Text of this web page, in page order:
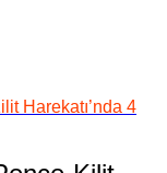
Harekatı’nda 4